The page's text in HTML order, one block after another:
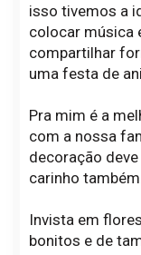
isso tivemos a
colocar música
compartilhar
uma festa de
Pra mim é a
com a nossa
decoração
carinho também.
Invista em
bonitos e de